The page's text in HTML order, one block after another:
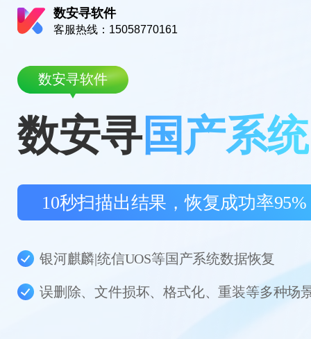
数安寻软件
客服热线：15058770161
数安寻国产系统
数安寻软件
10秒扫描出结果，恢复成功率95%
银河麒麟|统信UOS等国产系统数据恢复
误删除、文件损坏、格式化、重装等多种场